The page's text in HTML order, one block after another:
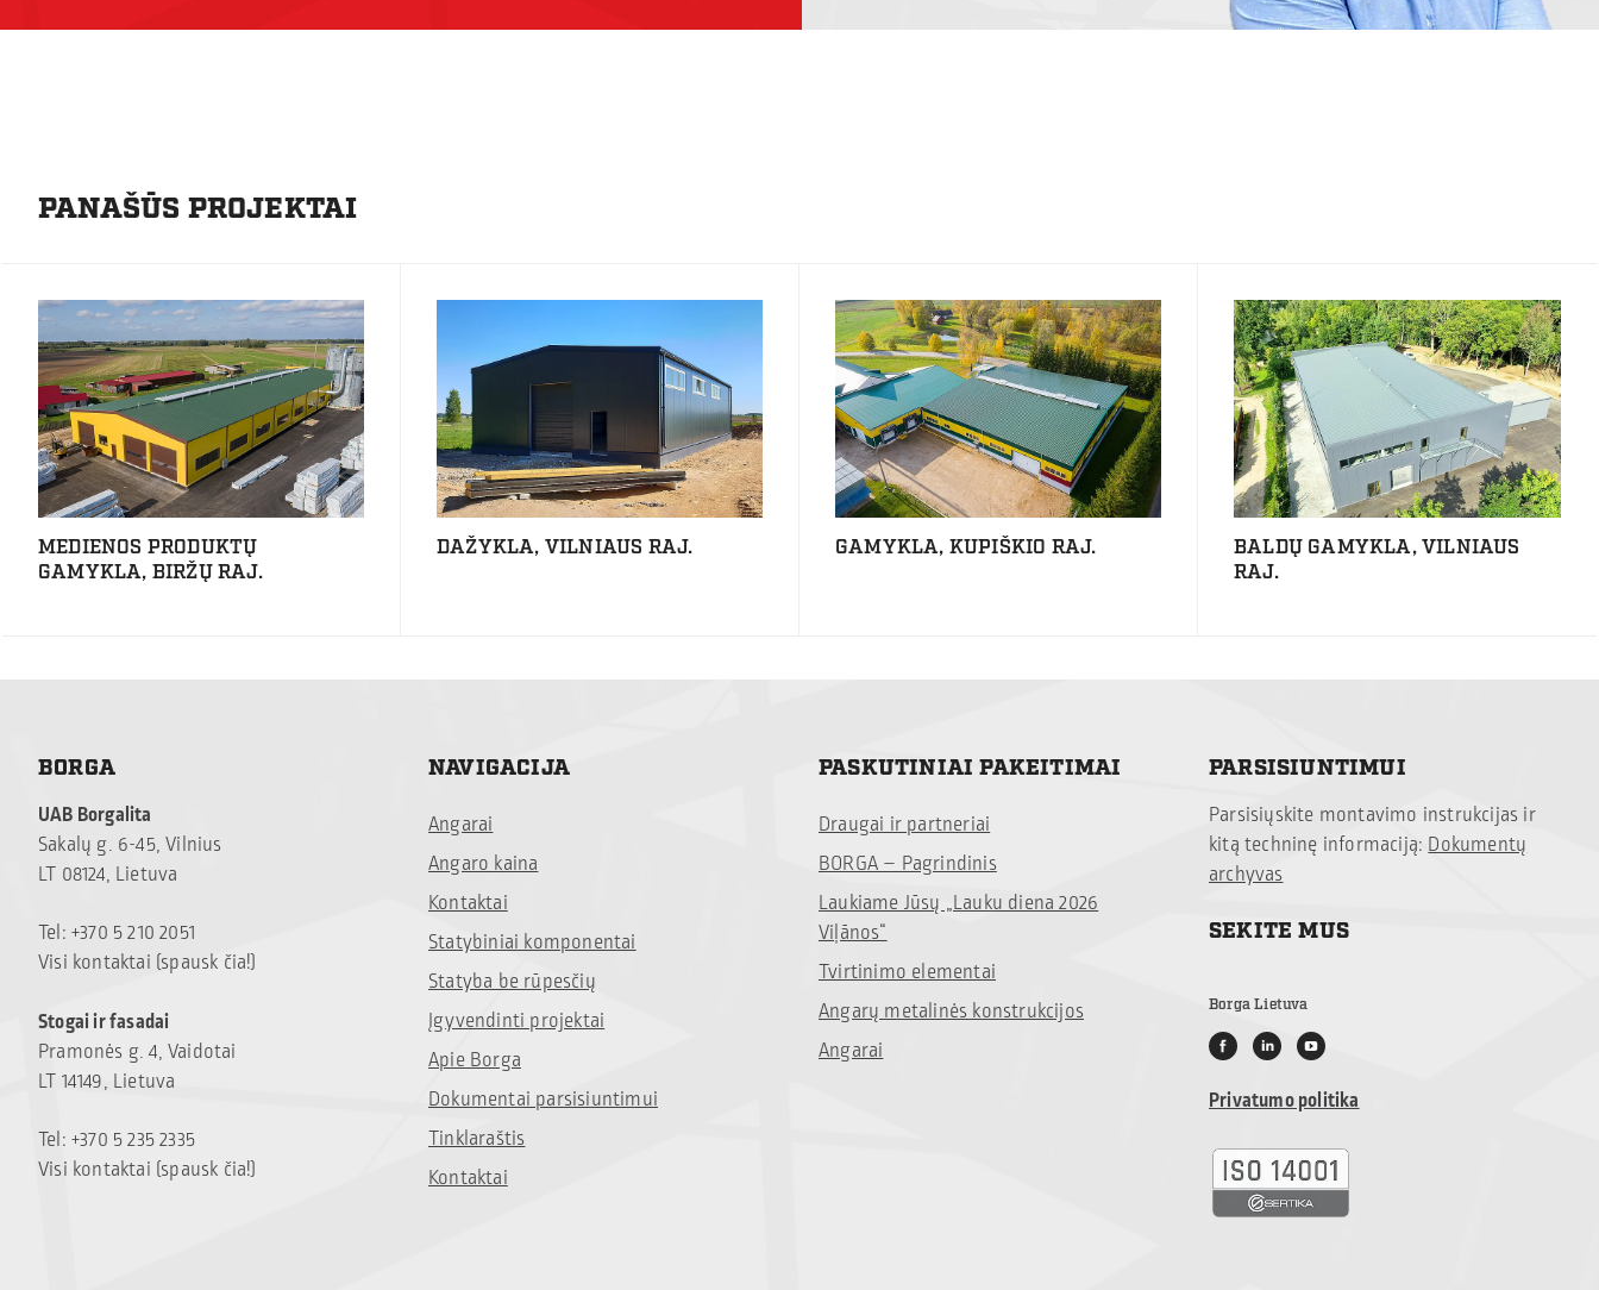
PANAŠŪS PROJEKTAI
MEDIENOS PRODUKTŲ
GAMYKLA, BIRŽŲ RAJ.
DAŽYKLA, VILNIAUS RAJ. GAMYKLA, KUPIŠKIO RAJ.
BALDŲ GAMYKLA, VILNIAUS
RAJ.
BORGA
UAB Borgalita
Sakalų g. 6-45, Vilnius
LT 08124, Lietuva
Tel: +370 5 210 2051
Visi kontaktai (spausk čia!)
Stogai ir fasadai
Pramonės g. 4, Vaidotai
LT 14149, Lietuva
Tel: +370 5 235 2335
Visi kontaktai (spausk čia!)
NAVIGACIJA
Angarai
Angaro kaina
Kontaktai
Statybiniai komponentai
Statyba be rūpesčių
Įgyvendinti projektai
Apie Borga
Dokumentai parsisiuntimui
Tinklaraštis
Kontaktai
PASKUTINIAI PAKEITIMAI
Draugai ir partneriai
BORGA – Pagrindinis
Laukiame Jūsų „Lauku diena 2026
Viļānos“
Tvirtinimo elementai
Angarų metalinės konstrukcijos
Angarai
PARSISIUNTIMUI
Parsisiųskite montavimo instrukcijas ir
kitą techninę informaciją:Dokumentų
archyvas
SEKITE MUS
Borga Lietuva
Privatumo politika